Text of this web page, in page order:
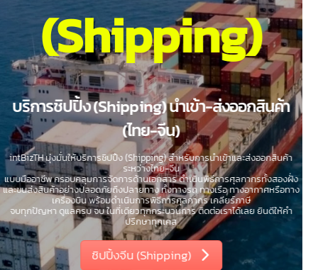
(Shipping)
บริการชิปปิ้ง (Shipping) นำเข้า-ส่งออกสินค้า
(ไทย-จีน)
intBizTH มุ่งมั่นให้บริการชิปปิ้ง (Shipping) สำหรับการนำเข้าและส่งออกสินค้า
ระหว่างไทย-จีน
แบบมืออาชีพ ครอบคลุมการจัดการด้านเอกสาร ดำเนินพิธีการศุลกากรทั้งสองฝั่ง
และขนส่งสินค้าอย่างปลอดภัยถึงปลายทาง ทั้งทางรถ ทางเรือ ทางอากาศหรือทาง
เครื่องบิน พร้อมดำเนินการพิธีการศุลกากร เคลียร์ภาษี
จบทุกปัญหา ดูแลครบ จบ ในที่เดียวทุกกระบวนการ ติดต่อเราได้เลย ยินดีให้คำ
ปรึกษาทุกเคส